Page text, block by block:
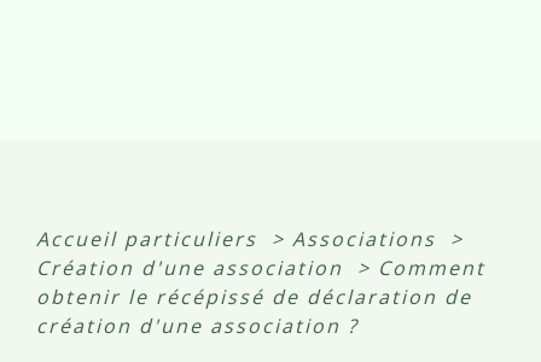
Accueil particuliers > Associations
>
Création d'une association
> Comment
obtenir le récépissé de déclaration de
création d'une association ?